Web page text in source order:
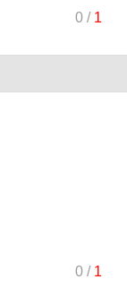
0/ 1
0/ 1